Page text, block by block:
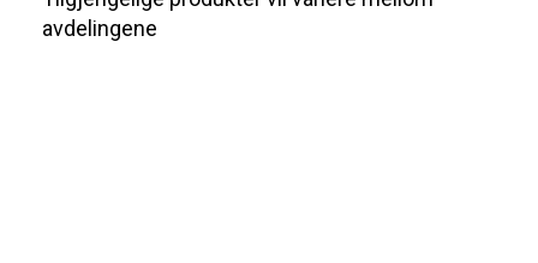
avdelingene